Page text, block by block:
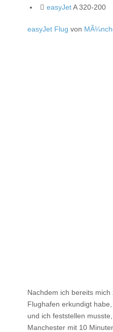
easyJetA 320-200
easyJet Flug von
Nachdem ich bereits
Flughafen erkundigt
und ich feststellen
Manchester mit 10